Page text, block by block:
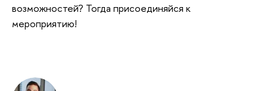
возможностей? Тогда присоединяйся к
мероприятию!